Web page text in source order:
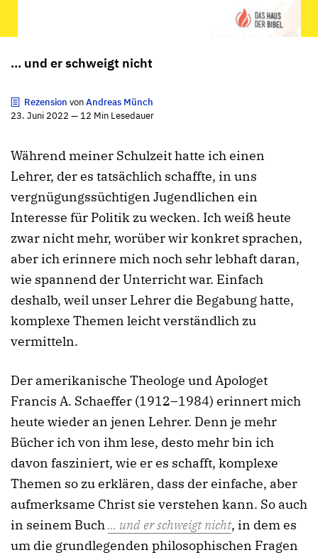
... und er schweigt nicht
Rezension vonAndreas Münch
23. Juni 2022 — 12 Min Lesedauer
Während meiner Schulzeit hatte ich einen
Lehrer, der es tatsächlich schaffte, in uns
vergnügungssüchtigen Jugendlichen ein
Interesse für Politik zu wecken. Ich weiß heute
zwar nicht mehr, worüber wir konkret sprachen,
aber ich erinnere mich noch sehr lebhaft daran,
wie spannend der Unterricht war. Einfach
deshalb, weil unser Lehrer die Begabung hatte,
komplexe Themen leicht verständlich zu
vermitteln.
Der amerikanische Theologe und Apologet
Francis A. Schaeffer (1912–1984) erinnert mich
heute wieder an jenen Lehrer. Denn je mehr
Bücher ich von ihm lese, desto mehr bin ich
davon fasziniert, wie er es schafft, komplexe
Themen so zu erklären, dass der einfache, aber
aufmerksame Christ sie verstehen kann. So auch
in seinem Buch… und er schweigt nicht, in dem es
um die grundlegenden philosophischen Fragen